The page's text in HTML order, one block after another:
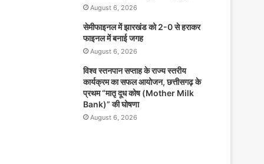
August 6, 2026
सेमीफाइनल में झारखंड को 2-0 से हराकर
फाइनल में बनाई जगह
August 6, 2026
विश्व स्तनपान सप्ताह के राज्य स्तरीय
कार्यक्रम का सफल आयोजन, छत्तीसगढ़ के
प्रथम “मातृ दूध कोष (Mother Milk
Bank)” की घोषणा
August 6, 2026